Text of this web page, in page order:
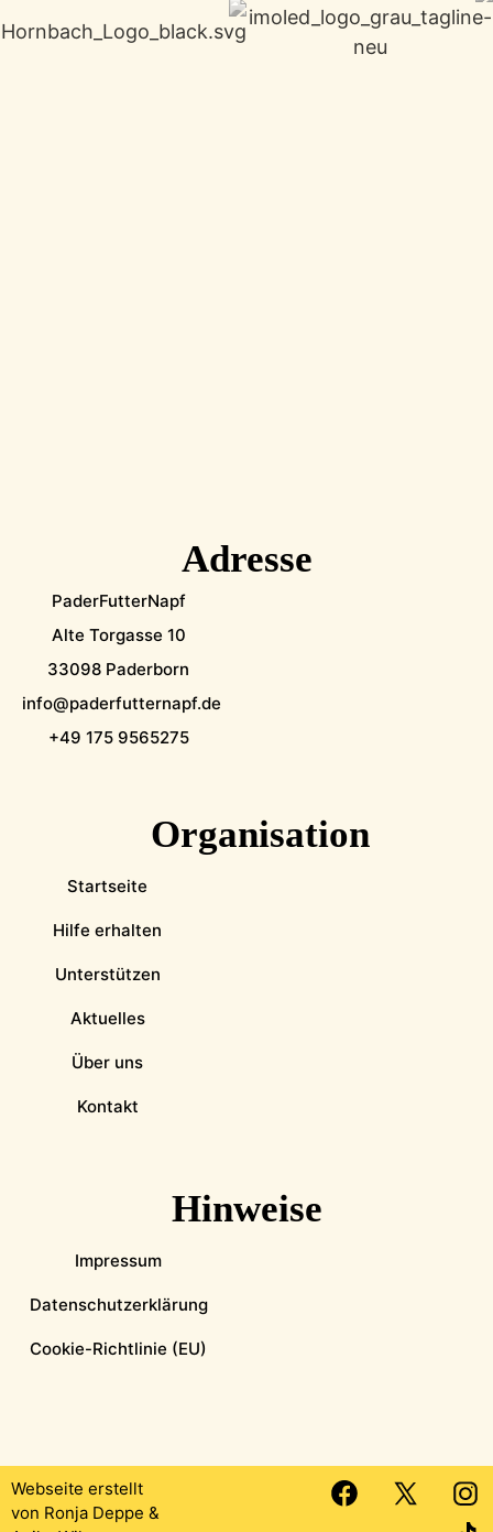
Adresse
PaderFutterNapf
Alte Torgasse 10
33098 Paderborn
info@paderfutternapf.de
+49 175 9565275
Organisation
Startseite
Hilfe erhalten
Unterstützen
Aktuelles
Über uns
Kontakt
Hinweise
Impressum
Datenschutzerklärung
Cookie-Richtlinie (EU)
Webseite erstellt
von Ronja Deppe &